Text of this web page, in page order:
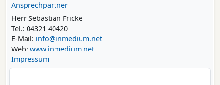
Ansprechpartner
Herr Sebastian Fricke
Tel.: 04321 40420
E-Mail: info@inmedium.net
Web: www.inmedium.net
Impressum